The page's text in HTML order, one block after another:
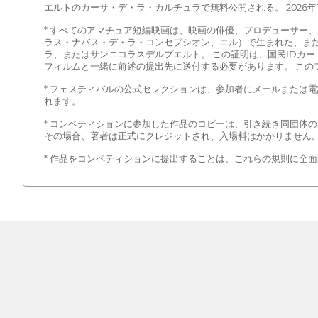
エルトのカーサ・デ・ラ・カルチュラで無料公開される。 2026
* すべてのアマチュア短編映画は、映画の俳優、プロデューサー
ラス・ナバス・デ・ラ・コンセプシオン、エル）で生まれた、
ラ、またはサンニコラスデルプエルト。 この証明は、国民IDカ
フィルムと一緒に前述の提出先に送付する必要があります。
* フェスティバルの公式セレクションは、参加者にメールまた
れます。
* コンペティションに参加した作品のコピーは、引き続き同団体
その場合、著者は正式にクレジットされ、入場料はかかりません
* 作品をコンペティションに提出することは、これらの規則に全